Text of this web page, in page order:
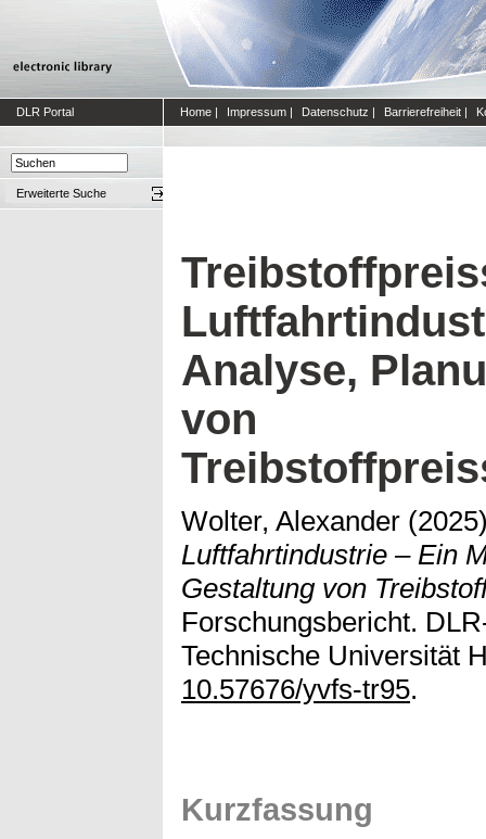
DLR Portal Home | Impressum | Datenschutz | Barrierefreiheit |
Erweiterte Suche
Analyse,
von
Wolter, Alexander
Luftfahrtindustrie – Ein
Gestaltung von
Forschungsbericht.
Technische Universität
10.57676/yvfs-tr95.
Kurzfassung